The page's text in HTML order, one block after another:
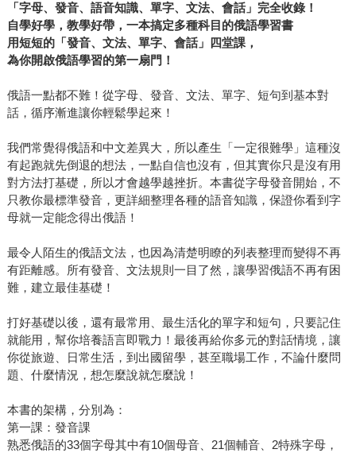
「字母、發音、語音知識、單字、文法、會話」完全收錄！
自學好學，教學好帶，一本搞定多種科目的俄語學習書
用短短的「發音、文法、單字、會話」四堂課，
為你開啟俄語學習的第一扇門！
俄語一點都不難！從字母、發音、文法、單字、短句到基本對
話，循序漸進讓你輕鬆學起來！
我們常覺得俄語和中文差異大，所以產生「一定很難學」這種沒
有起跑就先倒退的想法，一點自信也沒有，但其實你只是沒有用
對方法打基礎，所以才會越學越挫折。本書從字母發音開始，不
只教你最標準發音，更詳細整理各種的語音知識，保證你看到字
母就一定能念得出俄語！
最令人陌生的俄語文法，也因為清楚明瞭的列表整理而變得不再
有距離感。所有發音、文法規則一目了然，讓學習俄語不再有困
難，建立最佳基礎！
打好基礎以後，還有最常用、最生活化的單字和短句，只要記住
就能用，幫你培養語言即戰力！最後再給你多元的對話情境，讓
你從旅遊、日常生活，到出國留學，甚至職場工作，不論什麼問
題、什麼情況，想怎麼說就怎麼說！
本書的架構，分別為：
第一課：發音課
熟悉俄語的33個字母其中有10個母音、21個輔音、2特殊字母，